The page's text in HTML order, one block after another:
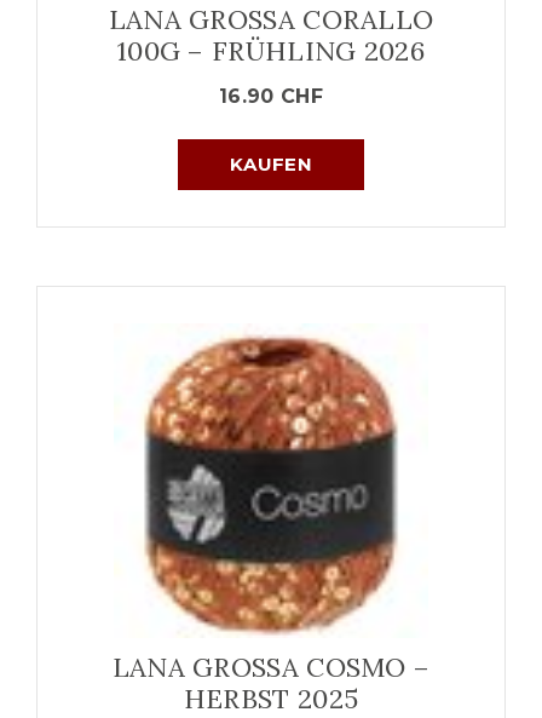
LANA GROSSA CORALLO
100G – FRÜHLING 2026
16.90 CHF
KAUFEN
LANA GROSSA COSMO –
HERBST 2025